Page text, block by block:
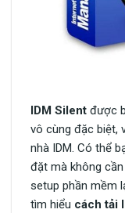
IDM Silent được
vô cùng đặc biệt,
nhà IDM. Có thể
đặt mà không
setup phần mềm
tìm hiểu cách tải